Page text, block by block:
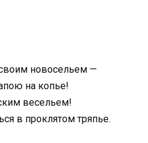
новосельем —
на копье!
весельем!
в проклятом тряпье.